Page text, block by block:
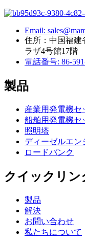
Email:
住所：中国福建
ラザ4号館17階
電話番号: 86-
製品
産業用発電機セ
船舶用発電機セ
照明塔
ディーゼルエン
ロードバンク
クイックリン
製品
解決
お問い合わせ
私たちについて